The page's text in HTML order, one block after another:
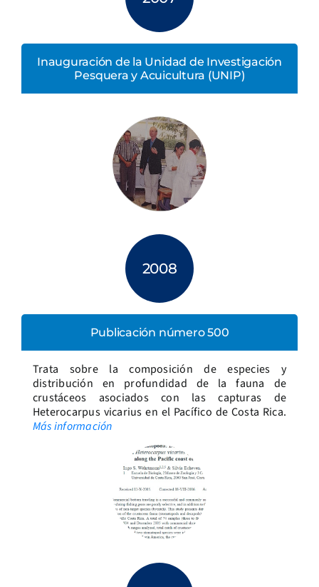
Inauguración de la Unidad de Investigación
Pesquera y Acuicultura (UNIP)
2008
Publicación número 500
Trata sobre la composición de especies y
distribución en profundidad de la fauna de
crustáceos asociados con las capturas de
Heterocarpus vicarius en el Pacífico de Costa Rica.
Más información